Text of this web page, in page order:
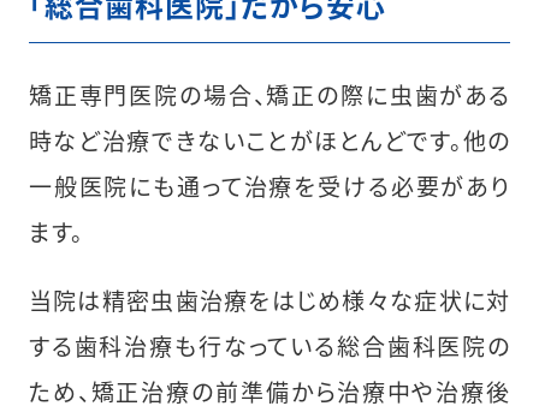
矯正専門医院の場合、矯正の際に虫歯がある
時など治療できないことがほとんどです。他の
一般医院にも通って治療を受ける必要があり
ます。
当院は精密虫歯治療をはじめ様々な症状に対
する歯科治療も行なっている総合歯科医院の
ため、矯正治療の前準備から治療中や治療後